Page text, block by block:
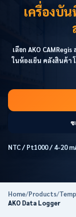
เครื่องบั
เลือก AKO
ในห้องเย็น คลังสินค้า
ข
NTC / Pt1000 / 4-20
Home/Products/
AKO Data Logger